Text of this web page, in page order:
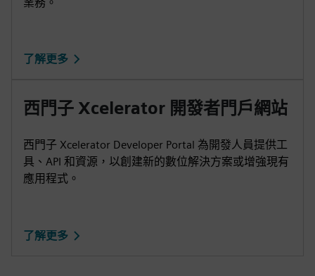
了解更多
西門子 Xcelerator 開發者門戶網站
西門子 Xcelerator Developer Portal 為開發人員提供工
具、API 和資源，以創建新的數位解決方案或增強現有
應用程式。
了解更多